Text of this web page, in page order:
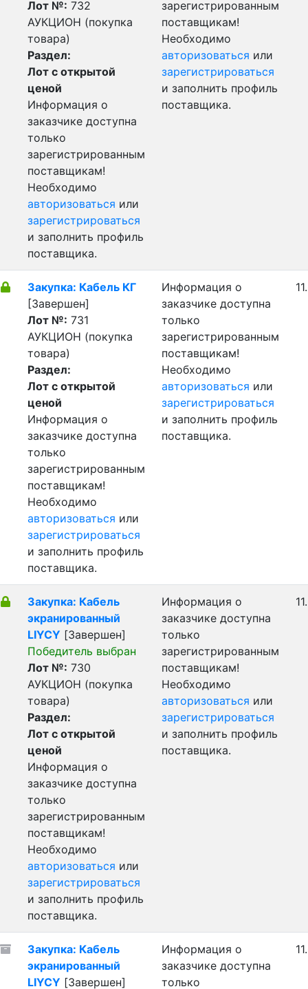
Лот №: 732
АУКЦИОН (покупка
товара)
Раздел:
Лот с открытой
ценой
Информация о
заказчике доступна
только
зарегистрированным
поставщикам!
Необходимо
авторизоваться или
зарегистрироваться
и заполнить профиль
поставщика.
зарегистрированным
поставщикам!
Необходимо
авторизоваться или
зарегистрироваться
и заполнить профиль
поставщика.
Закупка: Кабель КГ
[Завершен]
Лот №: 731
АУКЦИОН (покупка
товара)
Раздел:
Лот с открытой
ценой
Информация о
заказчике доступна
только
зарегистрированным
поставщикам!
Необходимо
авторизоваться или
зарегистрироваться
и заполнить профиль
поставщика.
Информация о
заказчике доступна
только
зарегистрированным
поставщикам!
Необходимо
авторизоваться или
зарегистрироваться
и заполнить профиль
поставщика.
Закупка: Кабель
экранированный
LIYCY [Завершен]
Победитель выбран
Лот №: 730
АУКЦИОН (покупка
товара)
Раздел:
Лот с открытой
ценой
Информация о
заказчике доступна
только
зарегистрированным
поставщикам!
Необходимо
авторизоваться или
зарегистрироваться
и заполнить профиль
поставщика.
Информация о
заказчике доступна
только
зарегистрированным
поставщикам!
Необходимо
авторизоваться или
зарегистрироваться
и заполнить профиль
поставщика.
Закупка: Кабель
экранированный
LIYCY [Завершен]
Информация о
заказчике доступна
только